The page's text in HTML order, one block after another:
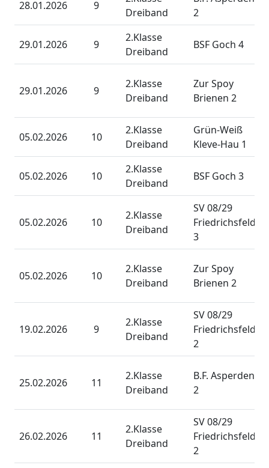
28.01.2026 9
Dreiband
2
29.01.2026 9
2.Klasse
Dreiband
BSF Goch 4
29.01.2026 9
2.Klasse
Dreiband
Zur Spoy
Brienen 2
05.02.2026 10
2.Klasse
Dreiband
Grün-Weiß
Kleve-Hau 1
05.02.2026 10
2.Klasse
Dreiband
BSF Goch 3
05.02.2026 10
2.Klasse
Dreiband
SV 08/29
Friedrichsfeld
3
05.02.2026 10
2.Klasse
Dreiband
Zur Spoy
Brienen 2
19.02.2026 9
2.Klasse
Dreiband
SV 08/29
Friedrichsfeld
2
25.02.2026 11
2.Klasse
Dreiband
B.F. Asperden
2
26.02.2026 11
2.Klasse
Dreiband
SV 08/29
Friedrichsfeld
2